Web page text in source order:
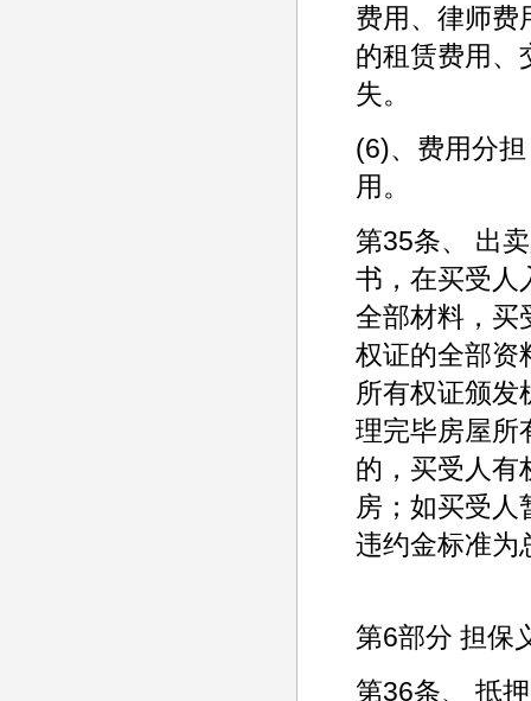
费用、律师费
的租赁费用、
失。
(6)、费用分
用。
第35条、 出
书，在买受人
全部材料，买
权证的全部资
所有权证颁发
理完毕房屋所
的，买受人有
房；如买受人
违约金标准为
第6部分 担保
第36条、 抵